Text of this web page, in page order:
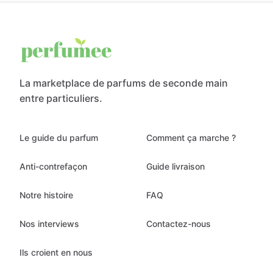
La marketplace de parfums de seconde main
entre particuliers.
Le guide du parfum
Anti-contrefaçon
Notre histoire
Nos interviews
Ils croient en nous
Comment ça marche ?
Guide livraison
FAQ
Contactez-nous